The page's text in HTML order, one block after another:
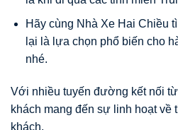
Hãy cùng Nhà Xe Hai Chiều
lại là lựa chọn phổ biến cho
nhé.
Với nhiều tuyến đường kết nối
khách mang đến sự linh hoạt về
khách.